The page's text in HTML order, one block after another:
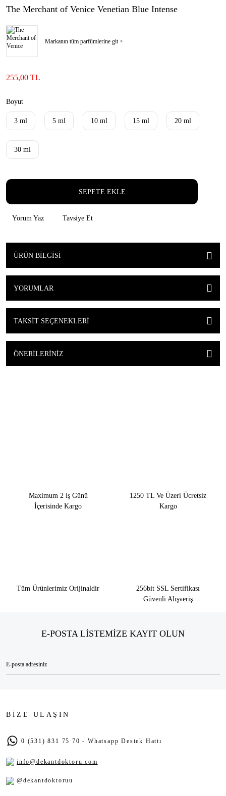
The Merchant of Venice Venetian Blue Intense
Markanın tüm parfümlerine git >
255,00 TL
Boyut
3 ml 5 ml 10 ml 15 ml 20 ml
30 ml
SEPETE EKLE
Yorum Yaz Tavsiye Et
ÜRÜN BILGISI
YORUMLAR
TAKSIT SEÇENEKLERI
ÖNERILERINIZ
Maximum 2 iş Günü
İçerisinde Kargo
1250 TL Ve Üzeri Ücretsiz
Kargo
Tüm Ürünlerimiz Orijinaldir
256bit SSL Sertifikası
Güvenli Alışveriş
E-POSTA LİSTEMİZE KAYIT OLUN
BİZE ULAŞIN
0 (531) 831 75 70 - Whatsapp Destek Hattı
info@dekantdoktoru.com
@dekantdoktoruu